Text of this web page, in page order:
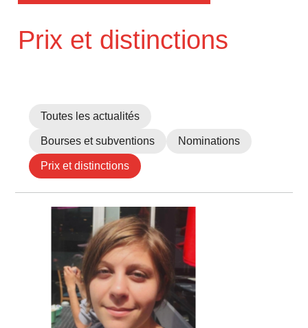
Prix et distinctions
Toutes les actualités
Bourses et subventions Nominations
Prix et distinctions